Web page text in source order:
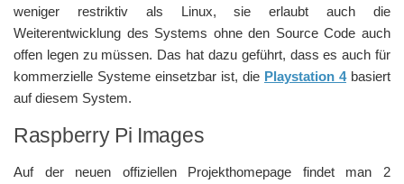
weniger restriktiv als Linux, sie erlaubt auch die
Weiterentwicklung des Systems ohne den Source Code auch
offen legen zu müssen. Das hat dazu geführt, dass es auch für
kommerzielle Systeme einsetzbar ist, die Playstation 4basiert
auf diesem System.
Raspberry Pi Images
Auf der neuen offiziellen Projekthomepage findet man 2